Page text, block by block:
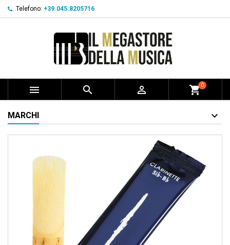
Telefono: +39.045.8205716
   shopping_cart0
MARCHI